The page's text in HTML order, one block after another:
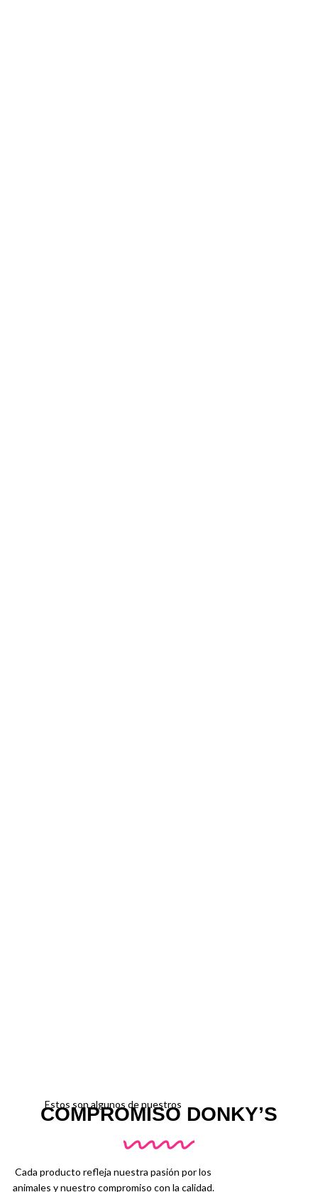
Estos son algunos de nuestros
COMPROMISO DONKY’S
Cada producto refleja nuestra pasión por los
animales y nuestro compromiso con la calidad.